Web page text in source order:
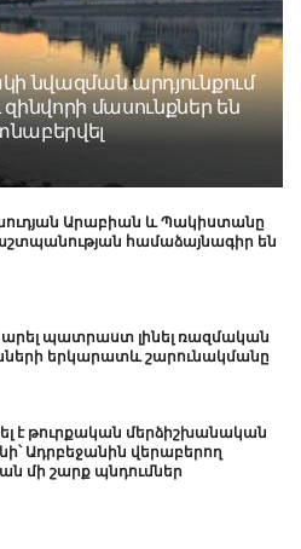
նվազման արդյունքում
մասունքներ են
Արաբիան և Պակիստանը
համաձայնագիր են
արել պատրաստ լինել ռազմական
երկարատև շարունակմանը
է թուրքական մերձիշխանական
Ադրբեջանին վերաբերող
մի շարք պնդումներ